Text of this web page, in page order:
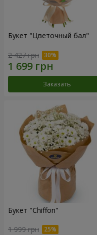
Букет "Цветочный бал"
2 427 грн
Заказать
Букет "Chiffon"
1 999 грн